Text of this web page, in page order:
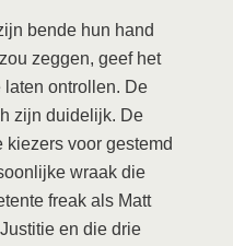
bende hun hand
zeggen, geef het
laten ontrollen. De
zijn duidelijk. De
voor gestemd
wraak die
freak als Matt
en die drie